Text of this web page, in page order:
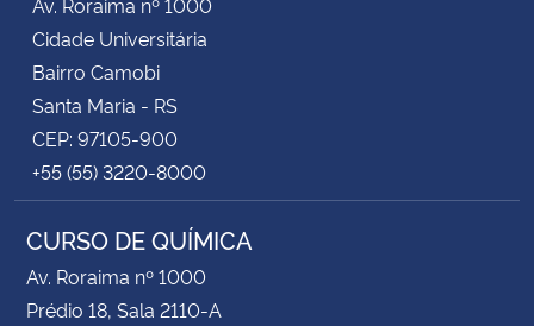
Cidade Universitária
Bairro Camobi
Santa Maria - RS
CEP: 97105-900
+55 (55) 3220-8000
CURSO DE QUÍMICA
Av. Roraima nº 1000
Prédio 18, Sala 2110-A